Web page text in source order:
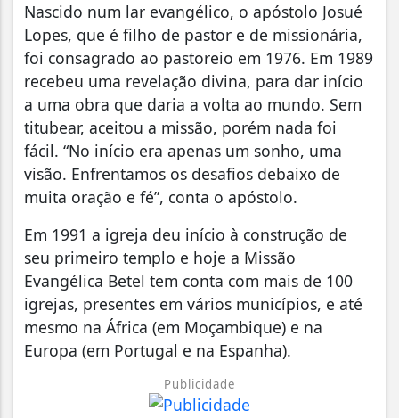
Nascido num lar evangélico, o apóstolo Josué
Lopes, que é filho de pastor e de missionária,
foi consagrado ao pastoreio em 1976. Em 1989
recebeu uma revelação divina, para dar início
a uma obra que daria a volta ao mundo. Sem
titubear, aceitou a missão, porém nada foi
fácil. “No início era apenas um sonho, uma
visão. Enfrentamos os desafios debaixo de
muita oração e fé”, conta o apóstolo.
Em 1991 a igreja deu início à construção de
seu primeiro templo e hoje a Missão
Evangélica Betel tem conta com mais de 100
igrejas, presentes em vários municípios, e até
mesmo na África (em Moçambique) e na
Europa (em Portugal e na Espanha).
Publicidade